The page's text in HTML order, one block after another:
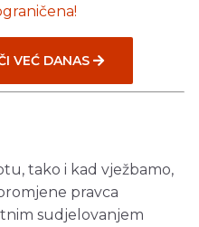
VEĆ DANAS
tako i kad vježbamo,
pravca
sudjelovanjem